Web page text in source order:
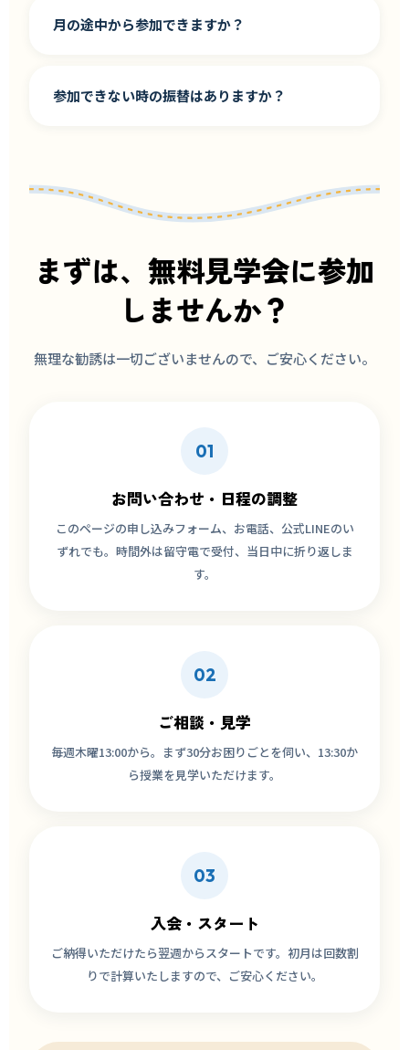
月の途中から参加できますか？
参加できない時の振替はありますか？
まずは、無料見学会に参加
しませんか？
無理な勧誘は一切ございませんので、ご安心ください。
01
お問い合わせ・日程の調整
このページの申し込みフォーム、お電話、公式LINEのい
ずれでも。時間外は留守電で受付、当日中に折り返しま
す。
02
ご相談・見学
毎週木曜13:00から。まず30分お困りごとを伺い、13:30か
ら授業を見学いただけます。
03
入会・スタート
ご納得いただけたら翌週からスタートです。初月は回数割
りで計算いたしますので、ご安心ください。